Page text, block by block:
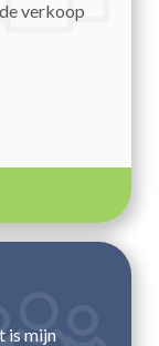
verkoop
is mijn